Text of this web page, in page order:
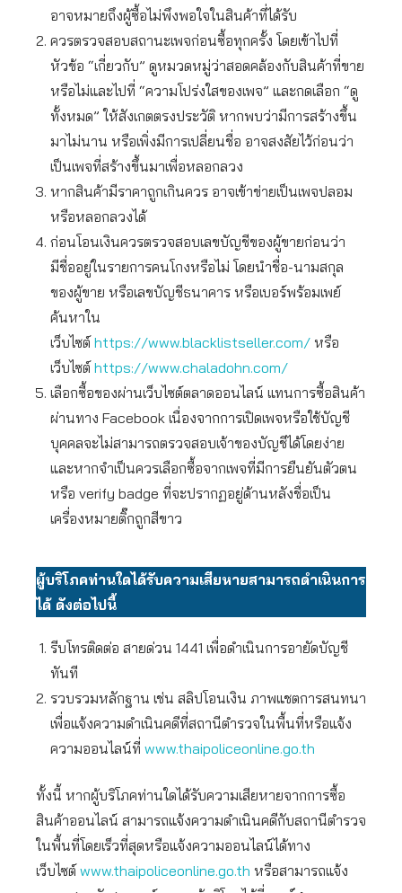
อาจหมายถึงผู้ซื้อไม่พึงพอใจในสินค้าที่ได้รับ
ควรตรวจสอบสถานะเพจก่อนซื้อทุกครั้ง โดยเข้าไปที่
หัวข้อ “เกี่ยวกับ” ดูหมวดหมู่ว่าสอดคล้องกับสินค้าที่ขาย
หรือไม่และไปที่ “ความโปร่งใสของเพจ” และกดเลือก “ดู
ทั้งหมด” ให้สังเกตตรงประวัติ หากพบว่ามีการสร้างขึ้น
มาไม่นาน หรือเพิ่งมีการเปลี่ยนชื่อ อาจสงสัยไว้ก่อนว่า
เป็นเพจที่สร้างขึ้นมาเพื่อหลอกลวง
หากสินค้ามีราคาถูกเกินควร อาจเข้าข่ายเป็นเพจปลอม
หรือหลอกลวงได้
ก่อนโอนเงินควรตรวจสอบเลขบัญชีของผู้ขายก่อนว่า
มีชื่ออยู่ในรายการคนโกงหรือไม่ โดยนำชื่อ-นามสกุล
ของผู้ขาย หรือเลขบัญชีธนาคาร หรือเบอร์พร้อมเพย์
ค้นหาใน
เว็บไซต์ https://www.blacklistseller.com/ หรือ
เว็บไซต์ https://www.chaladohn.com/
เลือกซื้อของผ่านเว็บไซต์ตลาดออนไลน์ แทนการซื้อสินค้า
ผ่านทาง Facebook เนื่องจากการเปิดเพจหรือใช้บัญชี
บุคคลจะไม่สามารถตรวจสอบเจ้าของบัญชีได้โดยง่าย
และหากจำเป็นควรเลือกซื้อจากเพจที่มีการยืนยันตัวตน
หรือ verify badge ที่จะปรากฏอยู่ด้านหลังชื่อเป็น
เครื่องหมายติ๊กถูกสีขาว
ผู้บริโภคท่านใดได้รับความเสียหายสามารถดำเนินการ
ได้ ดังต่อไปนี้
รีบโทรติดต่อ สายด่วน 1441 เพื่อดำเนินการอายัดบัญชี
ทันที
รวบรวมหลักฐาน เช่น สลิปโอนเงิน ภาพแชตการสนทนา
เพื่อแจ้งความดำเนินคดีที่สถานีตำรวจในพื้นที่หรือแจ้ง
ความออนไลน์ที่ www.thaipoliceonline.go.th
ทั้งนี้ หากผู้บริโภคท่านใดได้รับความเสียหายจากการซื้อ
สินค้าออนไลน์ สามารถแจ้งความดำเนินคดีกับสถานีตำรวจ
ในพื้นที่โดยเร็วที่สุดหรือแจ้งความออนไลน์ได้ทาง
เว็บไซต์ www.thaipoliceonline.go.th หรือสามารถแจ้ง